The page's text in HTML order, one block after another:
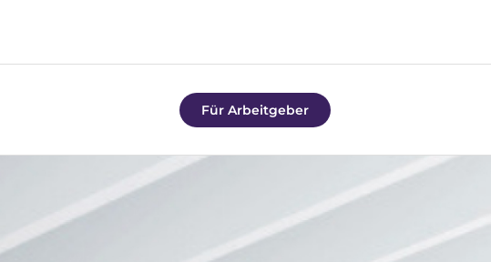
Für Arbeitgeber